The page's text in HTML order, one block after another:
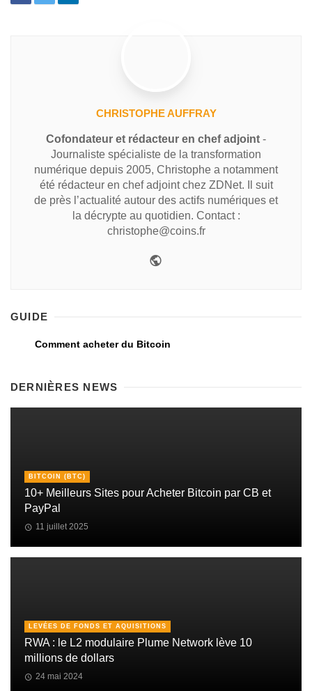
CHRISTOPHE AUFFRAY
Cofondateur et rédacteur en chef adjoint -
Journaliste spécialiste de la transformation
numérique depuis 2005, Christophe a notamment
été rédacteur en chef adjoint chez ZDNet. Il suit
de près l’actualité autour des actifs numériques et
la décrypte au quotidien. Contact :
christophe@coins.fr
GUIDE
Comment acheter du Bitcoin
DERNIÈRES NEWS
BITCOIN (BTC)
10+ Meilleurs Sites pour Acheter Bitcoin par CB et
PayPal
11 juillet 2025
LEVÉES DE FONDS ET AQUISITIONS
RWA : le L2 modulaire Plume Network lève 10
millions de dollars
24 mai 2024